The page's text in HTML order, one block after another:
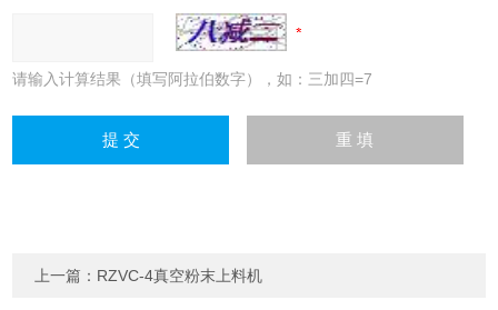
请输入计算结果（填写阿拉伯数字），如：三加四=7
上一篇： RZVC-4真空粉末上料机